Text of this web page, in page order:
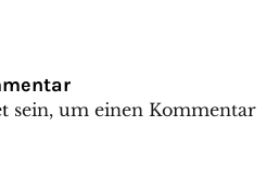
sein, um einen Kommentar